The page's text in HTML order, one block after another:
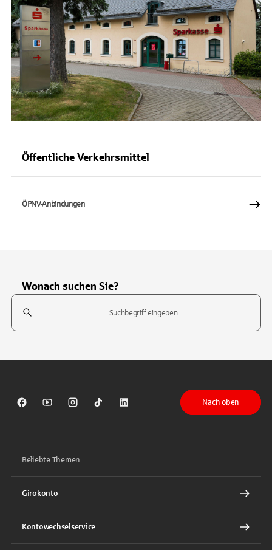
Öffentliche Verkehrsmittel
ÖPNV-Anbindungen
Wonach suchen Sie?
Suchfeld
Sparkasse auf Facebook
Sparkasse auf Youtube
Sparkasse auf Instagram
Sparkasse auf TikTok
Sparkasse auf LinkedIn
Nach oben
Beliebte Themen
Girokonto
Kontowechselservice